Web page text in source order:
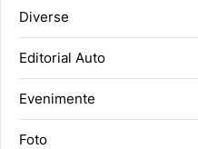
Diverse
Editorial Auto
Evenimente
Foto